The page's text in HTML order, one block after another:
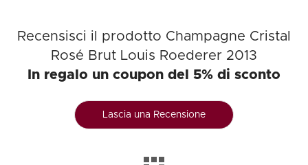
Recensisci il prodotto Champagne Cristal
Rosé Brut Louis Roederer 2013
In regalo un coupon del 5% di sconto
Lascia una Recensione